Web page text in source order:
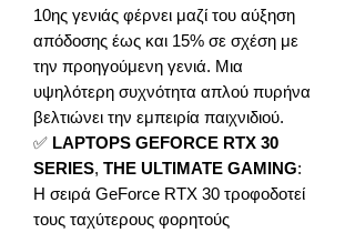
10ης γενιάς φέρνει μαζί του αύξηση
απόδοσης έως και 15% σε σχέση με
την προηγούμενη γενιά. Μια
υψηλότερη συχνότητα απλού πυρήνα
βελτιώνει την εμπειρία παιχνιδιού.
✅ LAPTOPS GEFORCE RTX 30
SERIES, THE ULTIMATE GAMING:
Η σειρά GeForce RTX 30 τροφοδοτεί
τους ταχύτερους φορητούς